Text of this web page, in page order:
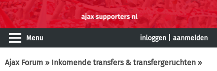
Menu inloggen aanmelden
Ajax Forum » Inkomende transfers & transfergeruchten »